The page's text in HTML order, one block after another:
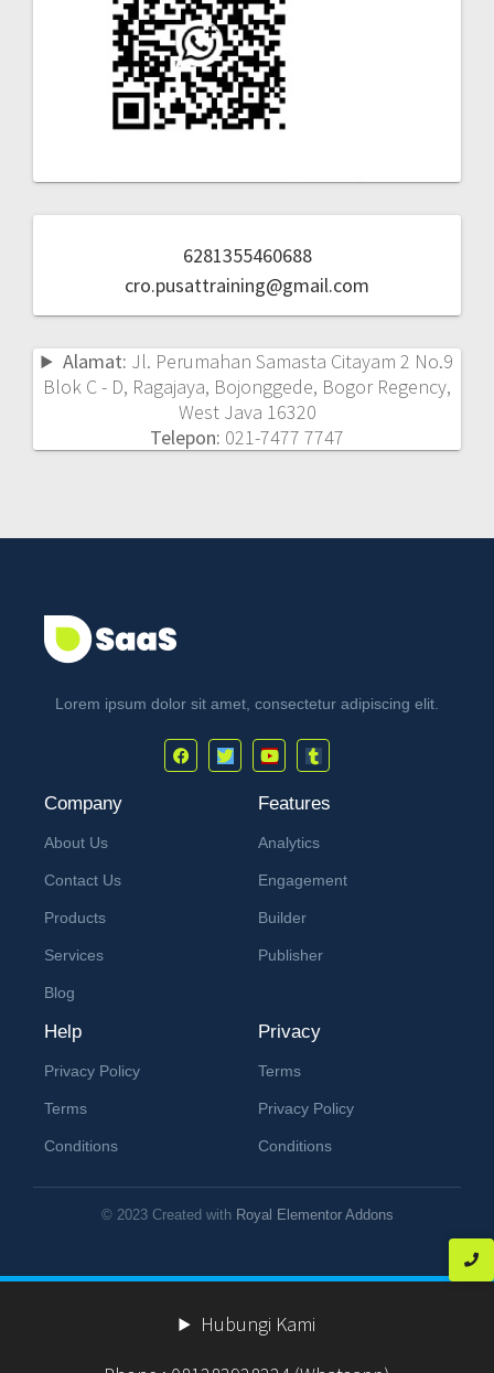
6281355460688
cro.pusattraining@gmail.com
Alamat: Jl. Perumahan Samasta Citayam 2 No.9
Blok C - D, Ragajaya, Bojonggede, Bogor Regency,
West Java 16320
Telepon: 021-7477 7747
Lorem ipsum dolor sit amet, consectetur adipiscing elit.
Company
About Us
Contact Us
Products
Services
Blog
Features
Analytics
Engagement
Builder
Publisher
Help
Privacy Policy
Terms
Conditions
Privacy
Terms
Privacy Policy
Conditions
© 2023 Created with Royal Elementor Addons
Hubungi Kami